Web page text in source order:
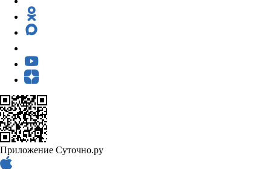
Приложение Суточно.ру